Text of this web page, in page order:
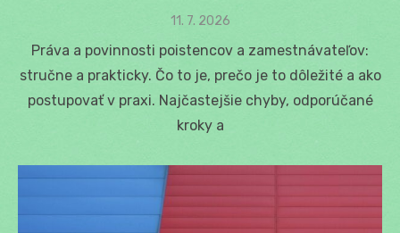
Posted
11. 7. 2026
Práva a povinnosti poistencov a zamestnávateľov:
stručne a prakticky. Čo to je, prečo je to dôležité a ako
postupovať v praxi. Najčastejšie chyby, odporúčané
kroky a